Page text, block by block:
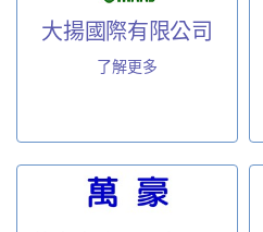
大揚國際有限公司
了解更多